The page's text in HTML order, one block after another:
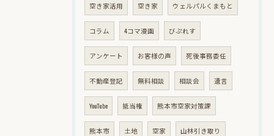
空き家活用 空き家 ウェルパルくまもと
コラム 4コマ漫画 びぷれす
アンケート お客様の声 死後事務委任
不動産登記 無料相談 相談会 遺言
YouTube 抵当権 熊本市空家対策課
熊本市 土地 空家 山林引き取り